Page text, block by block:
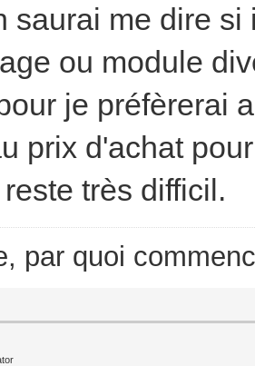
saurai me dire
ou module
je préfèrerai
prix d'achat
très difficil.
par quoi